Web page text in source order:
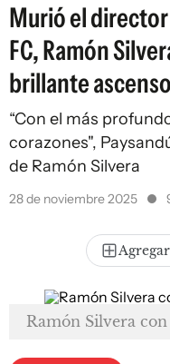
Murió el
FC, Ramón
brillante
“Con el más
corazones",
de Ramón Silvera
28 de noviembre 2025
Ramón Silvera con